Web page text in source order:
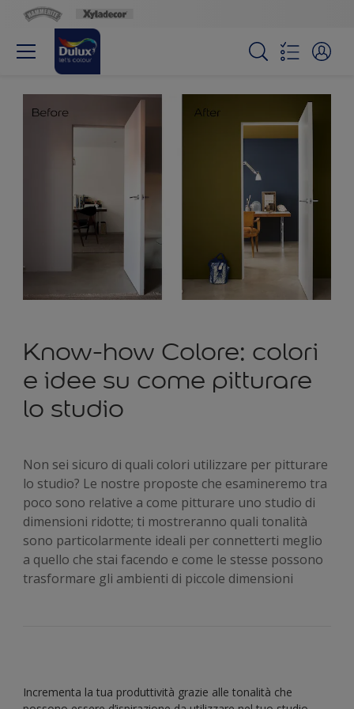
Know-how Colore: colori
e idee su come pitturare
lo studio
Non sei sicuro di quali colori utilizzare per pitturare
lo studio? Le nostre proposte che esamineremo tra
poco sono relative a come pitturare uno studio di
dimensioni ridotte; ti mostreranno quali tonalità
sono particolarmente ideali per connetterti meglio
a quello che stai facendo e come le stesse possono
trasformare gli ambienti di piccole dimensioni
Incrementa la tua produttività grazie alle tonalità che